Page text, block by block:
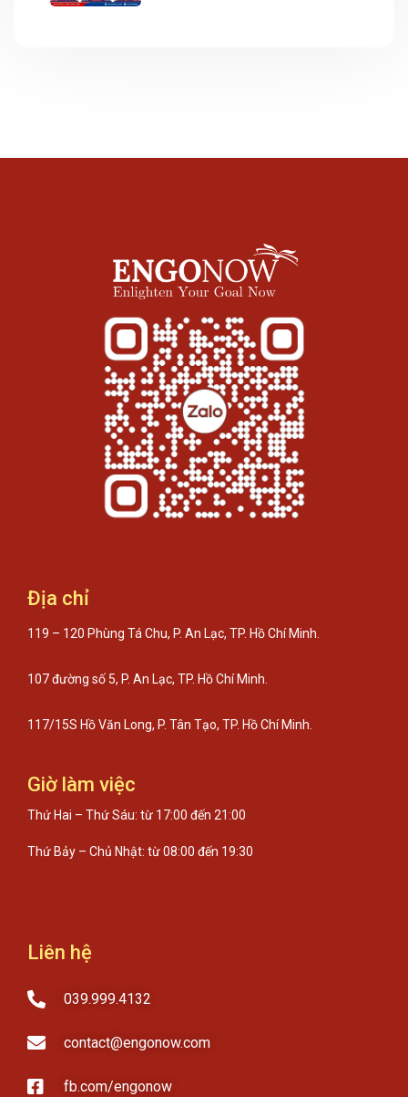
Địa chỉ
119 – 120 Phùng Tá Chu, P. An Lạc, TP. Hồ Chí Minh.
107 đường số 5, P. An Lạc, TP. Hồ Chí Minh.
117/15S Hồ Văn Long, P. Tân Tạo, TP. Hồ Chí Minh.
Giờ làm việc
Thứ Hai – Thứ Sáu: từ 17:00 đến 21:00
Thứ Bảy – Chủ Nhật: từ 08:00 đến 19:30
Liên hệ
039.999.4132
contact@engonow.com
fb.com/engonow​